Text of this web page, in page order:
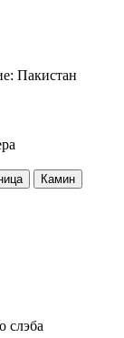
Пакистан
Камин
слэба